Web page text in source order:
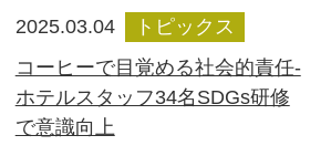
2025.03.04
トピックス
コーヒーで目覚める社会的責任-
ホテルスタッフ34名SDGs研修
で意識向上